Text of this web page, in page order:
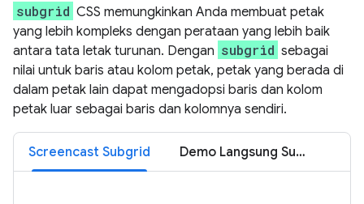
subgrid CSS memungkinkan Anda membuat petak
yang lebih kompleks dengan perataan yang lebih baik
antara tata letak turunan. Dengan subgrid sebagai
nilai untuk baris atau kolom petak, petak yang berada di
dalam petak lain dapat mengadopsi baris dan kolom
petak luar sebagai baris dan kolomnya sendiri.
Screencast Subgrid Demo Langsung Subgrid